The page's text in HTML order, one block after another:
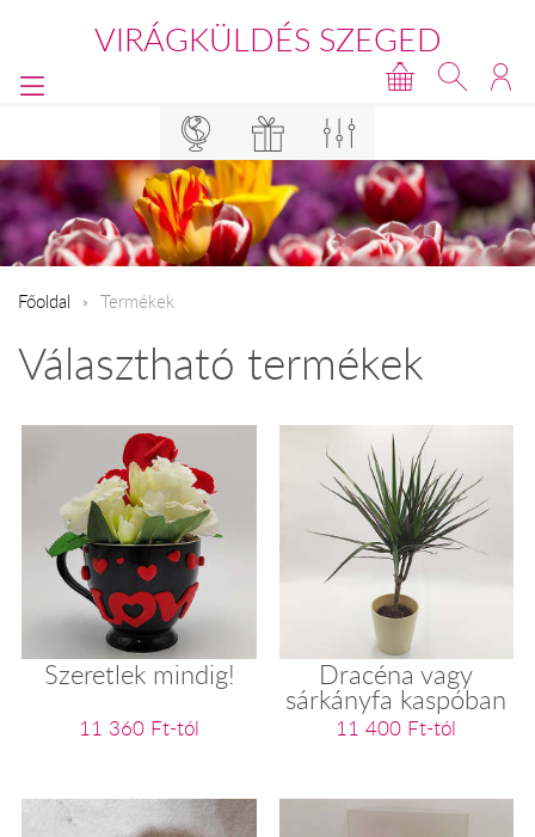
VIRÁGKÜLDÉS SZEGED
Főoldal Termékek
Választható termékek
Szeretlek mindig!
11 360 Ft-tól
Dracéna vagy
sárkányfa kaspóban
11 400 Ft-tól